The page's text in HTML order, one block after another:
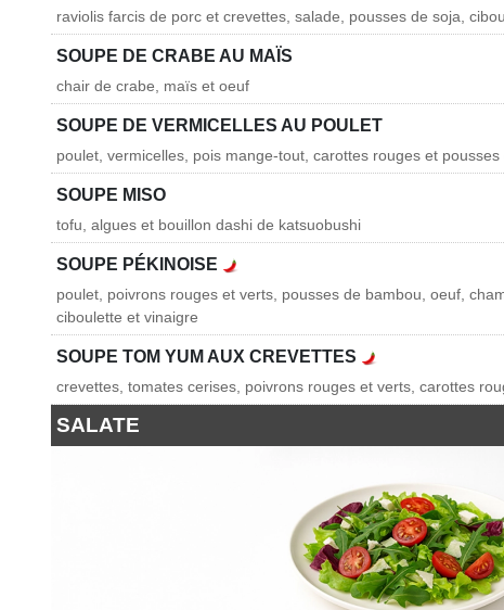
raviolis farcis de porc et crevettes, salade, pousses de soja,
SOUPE DE CRABE AU MAÏS
chair de crabe, maïs et oeuf
SOUPE DE VERMICELLES AU POULET
poulet, vermicelles, pois mange-tout, carottes rouges et pousses
SOUPE MISO
tofu, algues et bouillon dashi de katsuobushi
SOUPE PÉKINOISE
poulet, poivrons rouges et verts, pousses de bambou, oeuf,
ciboulette et vinaigre
SOUPE TOM YUM AUX CREVETTES
crevettes, tomates cerises, poivrons rouges et verts, carottes
SALATE